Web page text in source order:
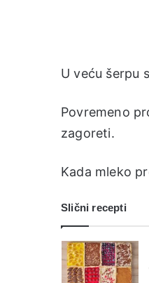
U veću šerpu
Povremeno
zagoreti.
Kada mleko
Slični recepti